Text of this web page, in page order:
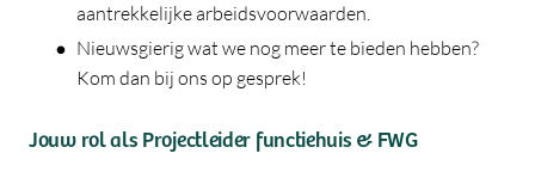
aantrekkelijke arbeidsvoorwaarden.
Nieuwsgierig wat we nog meer te bieden hebben?
Kom dan bij ons op gesprek!
Jouw rol als Projectleider functiehuis & FWG